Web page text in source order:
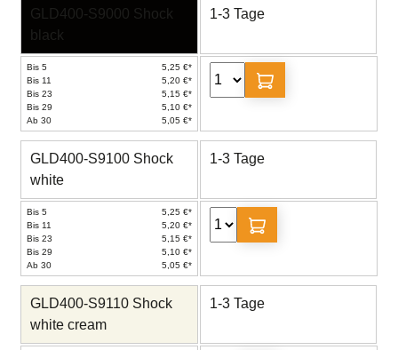
GLD400-S9000 Shock
black
1-3 Tage
Bis 5
5,25 €*
Bis 11
5,20 €*
Bis 23
5,15 €*
Bis 29
5,10 €*
Ab 30
5,05 €*
GLD400-S9100 Shock
white
1-3 Tage
Bis 5
5,25 €*
Bis 11
5,20 €*
Bis 23
5,15 €*
Bis 29
5,10 €*
Ab 30
5,05 €*
GLD400-S9110 Shock
white cream
1-3 Tage